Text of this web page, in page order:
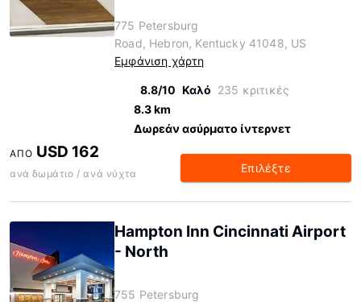
775 Petersburg
Road, Hebron, Kentucky 41048, US
Εμφάνιση χάρτη
8.8/10 Καλό 235 κριτικές
8.3 km
Δωρεάν ασύρματο ίντερνετ
ΑΠΌ USD 162
ανά δωμάτιο / ανά νύχτα Επιλέξτε
Hampton Inn Cincinnati Airport
- North
755 Petersburg